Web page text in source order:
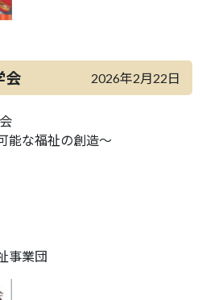
会 2026年2月22日
能な福祉の創造～
事業団